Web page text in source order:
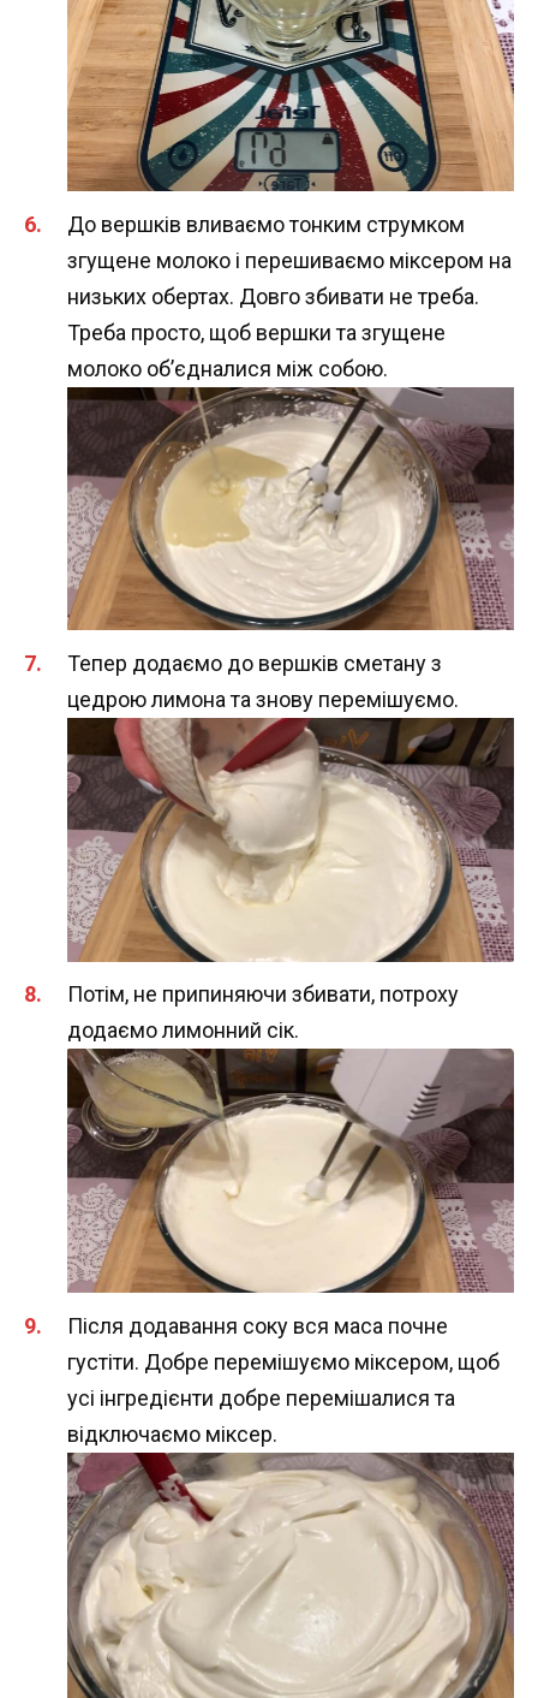
До вершків вливаємо тонким струмком
згущене молоко і перешиваємо міксером на
низьких обертах. Довго збивати не треба.
Треба просто, щоб вершки та згущене
молоко об’єдналися між собою.
Тепер додаємо до вершків сметану з
цедрою лимона та знову перемішуємо.
Потім, не припиняючи збивати, потроху
додаємо лимонний сік.
Після додавання соку вся маса почне
густіти. Добре перемішуємо міксером, щоб
усі інгредієнти добре перемішалися та
відключаємо міксер.